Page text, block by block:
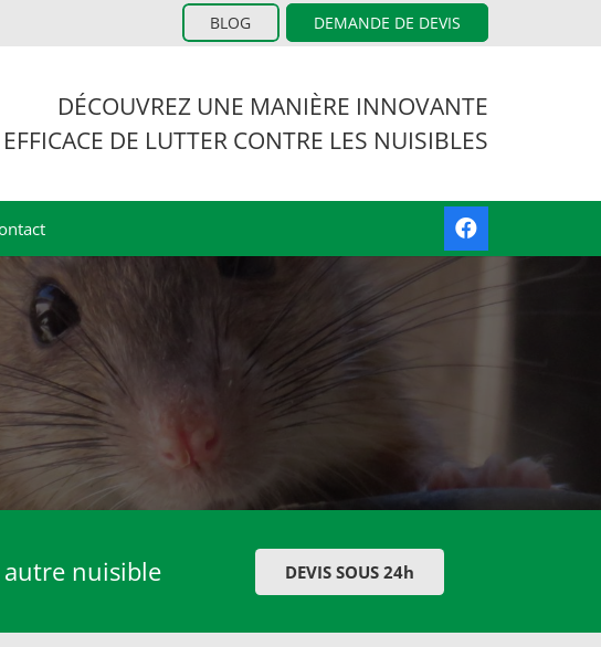
BLOG DEMANDE DE DEVIS
DÉCOUVREZ UNE MANIÈRE INNOVANTE
DE LUTTER CONTRE LES NUISIBLES
autre nuisible DEVIS SOUS 24h